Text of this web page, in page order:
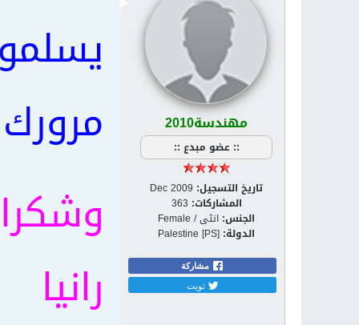
مهندسة2010
:: عضو مبدع ::
تاريخ التسجيل: Dec 2009
المشاركات: 363
الجنس: انثى / Female
الدولة: Palestine [PS]
مشاركة
تويت
مرورك
رانيا